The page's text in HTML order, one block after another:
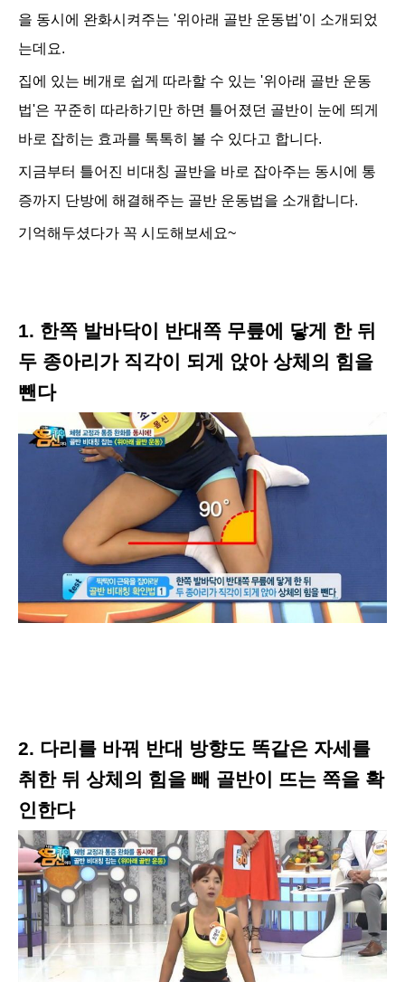
을 동시에 완화시켜주는 '위아래 골반 운동법'이 소개되었
는데요.
집에 있는 베개로 쉽게 따라할 수 있는 '위아래 골반 운동
법'은 꾸준히 따라하기만 하면 틀어졌던 골반이 눈에 띄게
바로 잡히는 효과를 톡톡히 볼 수 있다고 합니다.
지금부터 틀어진 비대칭 골반을 바로 잡아주는 동시에 통
증까지 단방에 해결해주는 골반 운동법을 소개합니다.
기억해두셨다가 꼭 시도해보세요~
1. 한쪽 발바닥이 반대쪽 무릎에 닿게 한 뒤
두 종아리가 직각이 되게 앉아 상체의 힘을
뺀다
2. 다리를 바꿔 반대 방향도 똑같은 자세를
취한 뒤 상체의 힘을 빼 골반이 뜨는 쪽을 확
인한다